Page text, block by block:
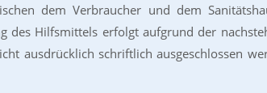
dem Verbraucher und dem
Hilfsmittels erfolgt aufgrund der
ausdrücklich schriftlich ausgeschlossen